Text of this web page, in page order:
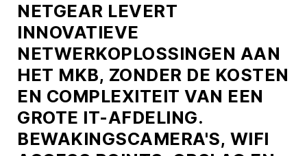
NETGEAR LEVERT
INNOVATIEVE
NETWERKOPLOSSINGEN AAN
HET MKB, ZONDER DE KOSTEN
EN COMPLEXITEIT VAN EEN
GROTE IT-AFDELING.
BEWAKINGSCAMERA'S, WIFI